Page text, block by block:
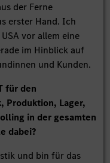
der Ferne
erster Hand. Ich
vor allem eine
im Hinblick auf
und Kunden.
für den
Produktion, Lager,
in der gesamten
dabei?
und bin für das